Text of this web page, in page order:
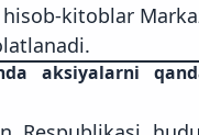
hisob-kitoblar
aksiyalarni